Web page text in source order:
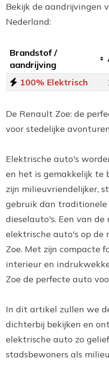
Bekijk de aandrijvingen
Nederland:
Brandstof /
aandrijving
100% Elektrisch
De Renault Zoe: de
voor stedelijke
Elektrische auto's
en het is gemakkelijk te
zijn milieuvriendelijker,
gebruik dan traditionele
dieselauto's. Een van
elektrische auto's op de
Zoe. Met zijn compacte
interieur en
Zoe de perfecte auto
In dit artikel zullen we
dichterbij bekijken en
elektrische auto zo
stadsbewoners als